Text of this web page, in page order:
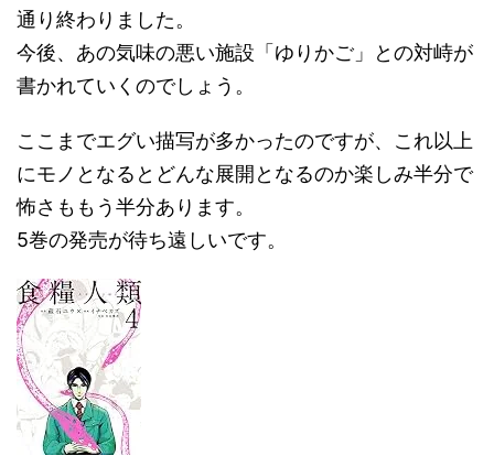
通り終わりました。
今後、あの気味の悪い施設「ゆりかご」との対峙が
書かれていくのでしょう。
ここまでエグい描写が多かったのですが、これ以上
にモノとなるとどんな展開となるのか楽しみ半分で
怖さももう半分あります。
5巻の発売が待ち遠しいです。